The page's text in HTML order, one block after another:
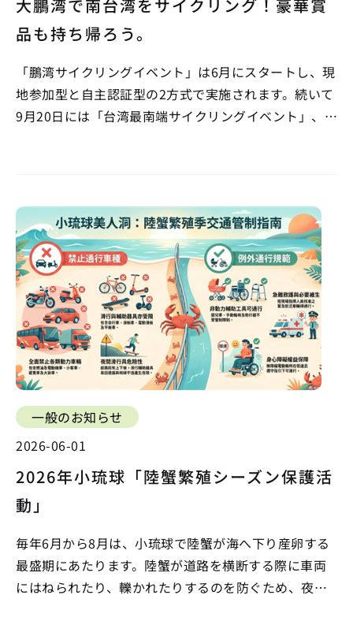
大鵬湾で南台湾をサイクリング！豪華賞
品も持ち帰ろう。
「鵬湾サイクリングイベント」は6月にスタートし、現
地参加型と自主認証型の2方式で実施されます。続いて
9月20日には「台湾最南端サイクリングイベント」、
一般のお知らせ
2026-06-01
2026年小琉球「陸蟹繁殖シーズン保護活
動」
毎年6月から8月は、小琉球で陸蟹が海へ下り産卵する
最盛期にあたります。陸蟹が道路を横断する際に車両
にはねられたり、轢かれたりするのを防ぐため、夜間